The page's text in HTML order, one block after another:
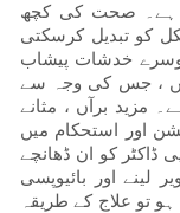
ہے۔ صحت کی کچھ
کو تبدیل کرسکتی
خدشات پیشاب
، جس کی وجہ سے
مزید برآں ، مثانے
اور استحکام میں
کو ان ڈھانچے
لینے اور بائیوپسی
تو علاج کے طریقہ